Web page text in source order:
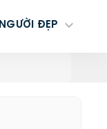
NGƯỜI ĐẸP